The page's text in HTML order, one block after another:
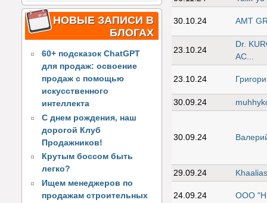
НОВЫЕ ЗАПИСИ В
БЛОГАХ
60+ подсказок ChatGPT
для продаж: освоение
продаж с помощью
искусственного
интеллекта
С днем рождения, наш
дорогой Клуб
Продажников!
Крутым боссом быть
легко?
Ищем менеджеров по
продажам строительных
30.10.24 АМТ
23.10.24
Dr.
AC...
23.10.24
30.09.24
30.09.24
29.09.24 Khaalias
24.09.24 ООО